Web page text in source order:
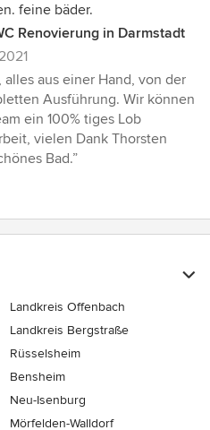
feine bäder.
Renovierung in Darmstadt
alles aus einer Hand, von der
Ausführung. Wir können
ein 100% tiges Lob
vielen Dank Thorsten
Bad.”
Landkreis Offenbach
Landkreis Bergstraße
Rüsselsheim
Bensheim
Neu-Isenburg
Mörfelden-Walldorf